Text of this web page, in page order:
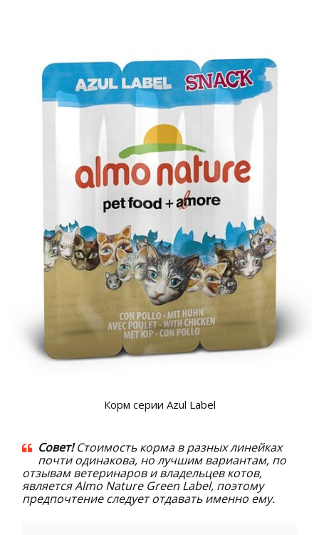
Корм серии Azul Label
Совет!Стоимость корма в разных линейках
почти одинакова, но лучшим вариантам, по
отзывам ветеринаров и владельцев котов,
являетсяAlmo Nature Green Label, поэтому
предпочтение следует отдавать именно ему.